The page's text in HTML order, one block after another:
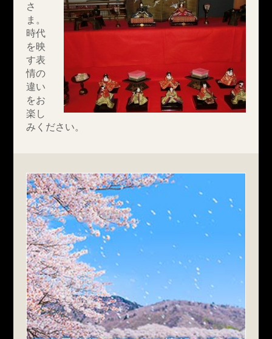
さ
ま。
時代
を映
す表
情の
違い
をお
楽し
みください。